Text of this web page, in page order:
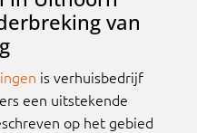
van
is verhuisbedrijf
een uitstekende
op het gebied